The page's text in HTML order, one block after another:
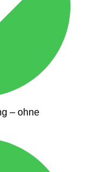
– ohne